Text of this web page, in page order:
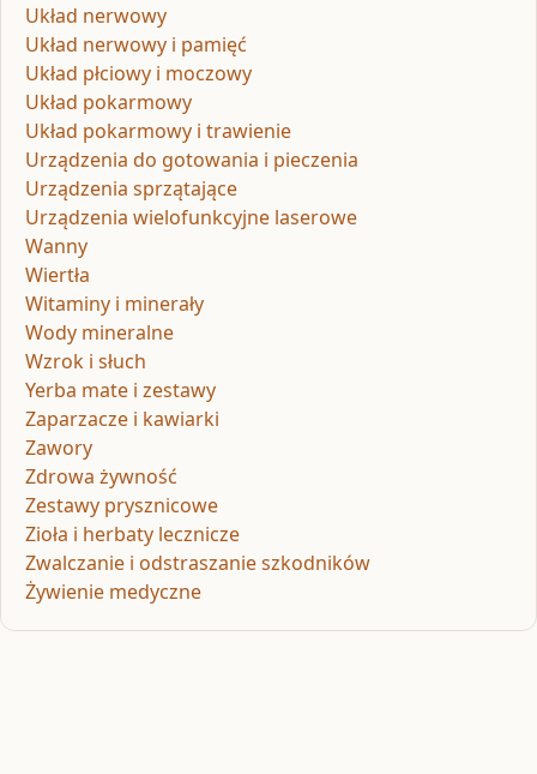
Układ nerwowy
Układ nerwowy i pamięć
Układ płciowy i moczowy
Układ pokarmowy
Układ pokarmowy i trawienie
Urządzenia do gotowania i pieczenia
Urządzenia sprzątające
Urządzenia wielofunkcyjne laserowe
Wanny
Wiertła
Witaminy i minerały
Wody mineralne
Wzrok i słuch
Yerba mate i zestawy
Zaparzacze i kawiarki
Zawory
Zdrowa żywność
Zestawy prysznicowe
Zioła i herbaty lecznicze
Zwalczanie i odstraszanie szkodników
Żywienie medyczne